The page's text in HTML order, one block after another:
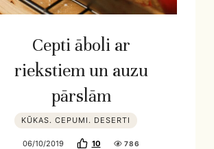
Cepti āboli ar
riekstiem un auzu
pārslām
KŪKAS. CEPUMI. DESERTI
06/10/2019 10 786